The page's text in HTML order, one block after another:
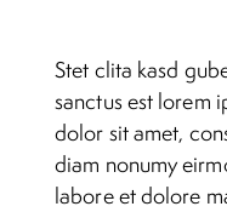
Stet clita kasd
sanctus est lorem
dolor sit amet,
diam nonumy
labore et dolore